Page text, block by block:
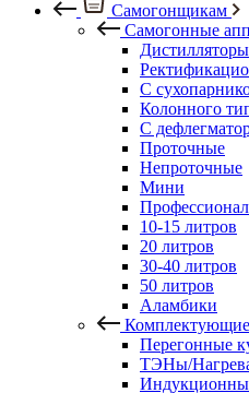
Самогонщикам
Самогонные
Дистилляторы
С
Колонного
С
Проточные
Непроточные
Мини
10-15 литров
20 литров
30-40 литров
50 литров
Аламбики
Комплектующие
Перегонные
ТЭНы/